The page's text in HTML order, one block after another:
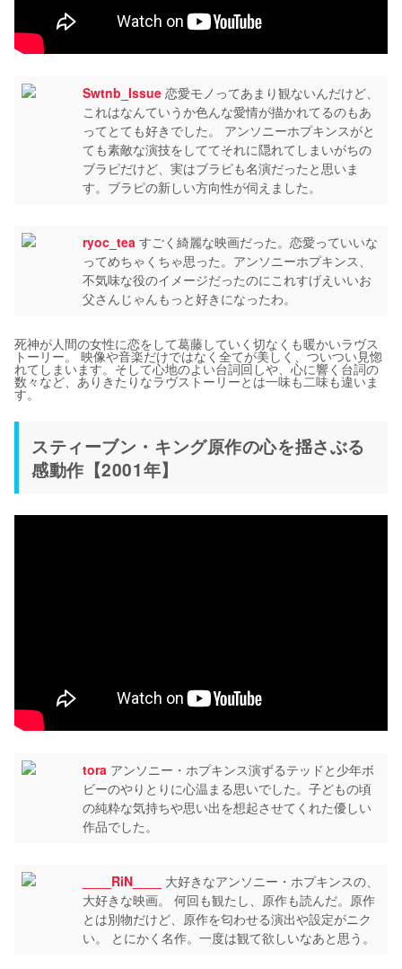
Swtnb_Issue 恋愛モノってあまり観ないんだけど、
これはなんていうか色んな愛情が描かれてるのもあ
ってとても好きでした。 アンソニーホプキンスがと
ても素敵な演技をしててそれに隠れてしまいがちの
ブラピだけど、実はブラピも名演だったと思いま
す。ブラピの新しい方向性が伺えました。
ryoc_tea すごく綺麗な映画だった。恋愛っていいな
ってめちゃくちゃ思った。アンソニーホプキンス、
不気味な役のイメージだったのにこれすげえいいお
父さんじゃんもっと好きになったわ。
死神が人間の女性に恋をして葛藤していく切なくも暖かいラヴス
トーリー。 映像や音楽だけではなく全てが美しく、ついつい見惚
れてしまいます。そして心地のよい台詞回しや、心に響く台詞の
数々など、ありきたりなラヴストーリーとは一味も二味も違いま
す。
スティーブン・キング原作の心を揺さぶる
感動作【2001年】
tora アンソニー・ホプキンス演ずるテッドと少年ボ
ビーのやりとりに心温まる思いでした。子どもの頃
の純粋な気持ちや思い出を想起させてくれた優しい
作品でした。
____RiN____
大好きなアンソニー・ホプキンスの、
大好きな映画。 何回も観たし、原作も読んだ。原作
とは別物だけど、原作を匂わせる演出や設定がニク
い。 とにかく名作。一度は観て欲しいなあと思う。